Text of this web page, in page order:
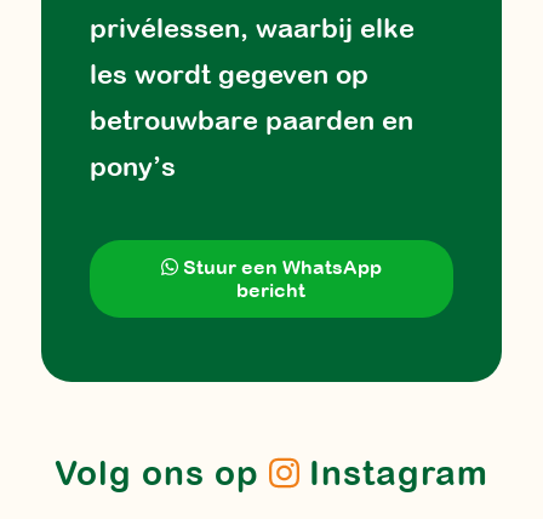
privélessen, waarbij elke
les wordt gegeven op
betrouwbare paarden en
pony’s
Stuur een WhatsApp
bericht
Volg ons op Instagram